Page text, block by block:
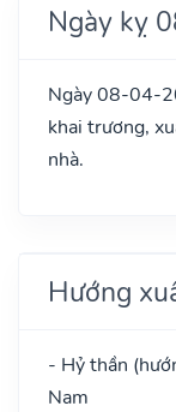
Ngày kỵ
Ngày 08-04-
khai trương,
nhà.
Hướng
- Hỷ thần
Nam